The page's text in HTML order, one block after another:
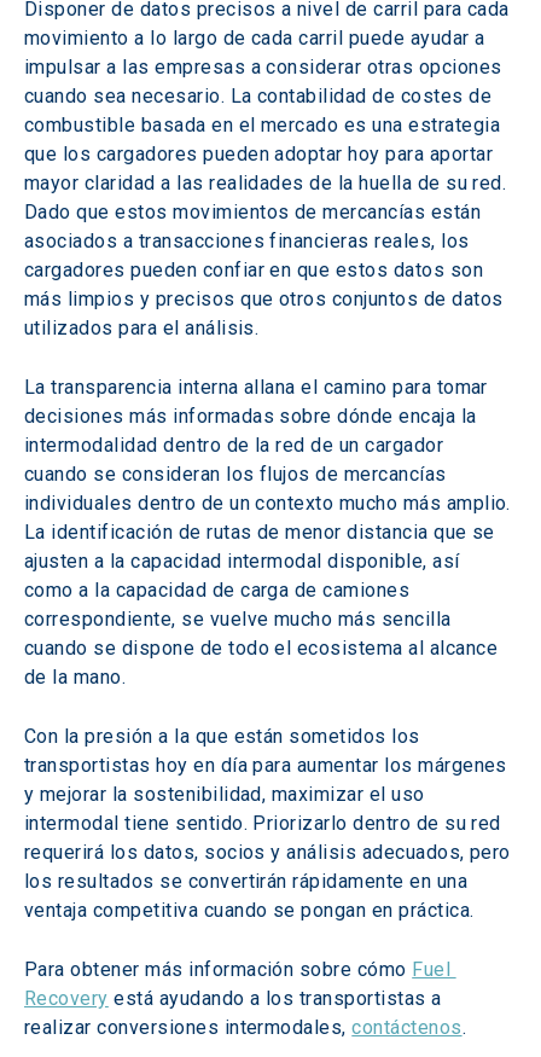
Disponer de datos precisos a nivel de carril para cada
movimiento a lo largo de cada carril puede ayudar a
impulsar a las empresas a considerar otras opciones
cuando sea necesario. La contabilidad de costes de
combustible basada en el mercado es una estrategia
que los cargadores pueden adoptar hoy para aportar
mayor claridad a las realidades de la huella de su red.
Dado que estos movimientos de mercancías están
asociados a transacciones financieras reales, los
cargadores pueden confiar en que estos datos son
más limpios y precisos que otros conjuntos de datos
utilizados para el análisis.
La transparencia interna allana el camino para tomar
decisiones más informadas sobre dónde encaja la
intermodalidad dentro de la red de un cargador
cuando se consideran los flujos de mercancías
individuales dentro de un contexto mucho más amplio.
La identificación de rutas de menor distancia que se
ajusten a la capacidad intermodal disponible, así
como a la capacidad de carga de camiones
correspondiente, se vuelve mucho más sencilla
cuando se dispone de todo el ecosistema al alcance
de la mano.
Con la presión a la que están sometidos los
transportistas hoy en día para aumentar los márgenes
y mejorar la sostenibilidad, maximizar el uso
intermodal tiene sentido. Priorizarlo dentro de su red
requerirá los datos, socios y análisis adecuados, pero
los resultados se convertirán rápidamente en una
ventaja competitiva cuando se pongan en práctica.
Para obtener más información sobre cómo Fuel
Recovery está ayudando a los transportistas a
realizar conversiones intermodales, contáctenos.